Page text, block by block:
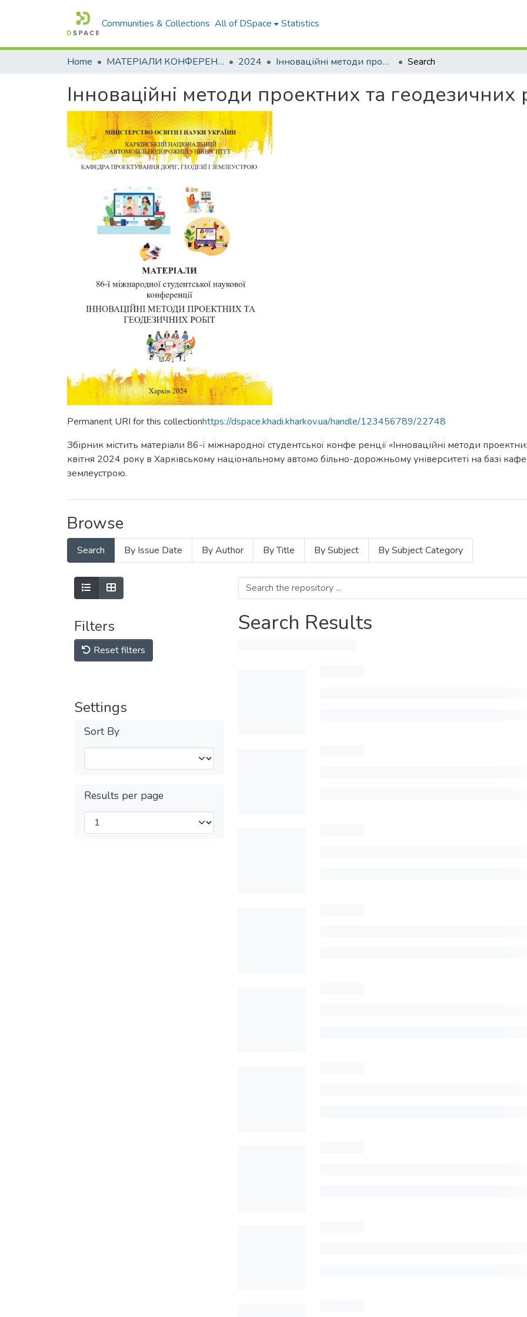
Communities & Collections All of DSpace Statistics
Home МАТЕРІАЛИ КОНФЕРЕНЦІЙ 2024 Інноваційні методи проектних та геодезичних робіт Search
Інноваційні методи проектних та геодезичних
Permanent URI for this collectionhttps://dspace.khadi.kharkov.ua/handle/123456789/22748
Збірник містить матеріали 86-ї міжнародної студентської конфе ренції «Інноваційні методи
квітня 2024 року в Харківському національному автомо більно-дорожньому університеті на базі
землеустрою.
Browse
Search By Issue Date By Author By Title By Subject By Subject Category
Filters
Reset filters
Settings
Sort By
Results per page
Search Results